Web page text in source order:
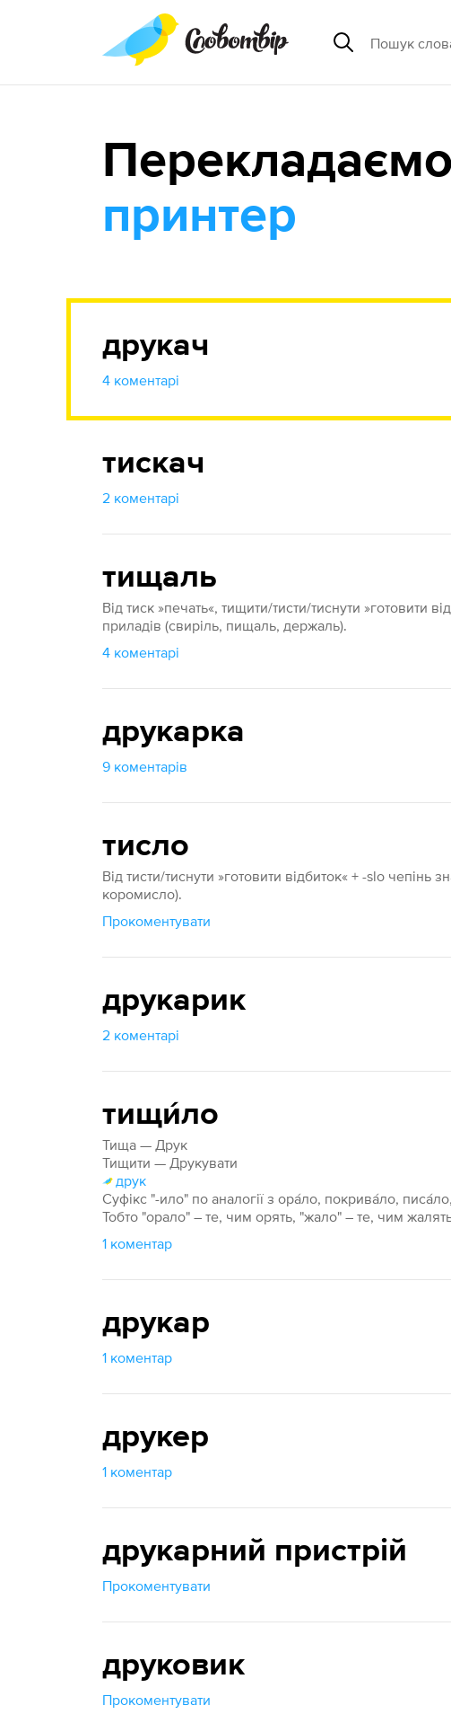
принтер
друкач
4 коментарі
тискач
2 коментарі
тищаль
Від тиск »печать«, тищити/тисти/тиснути »готовити
приладів (свиріль, пищаль, держаль).
4 коментарі
друкарка
9 коментарів
тисло
Від тисти/тиснути »готовити відбиток« + -slo
коромисло).
Прокоментувати
друкарик
2 коментарі
тищи́ло
Тища — Друк
Тищити — Друкувати
друк
Суфікс "-ило" по аналогії з ора́ло, покрива́ло,
Тобто "орало" – те, чим орять, "жало" – те, чим
1 коментар
друкар
1 коментар
друкер
1 коментар
друкарний пристрій
Прокоментувати
друковик
Прокоментувати